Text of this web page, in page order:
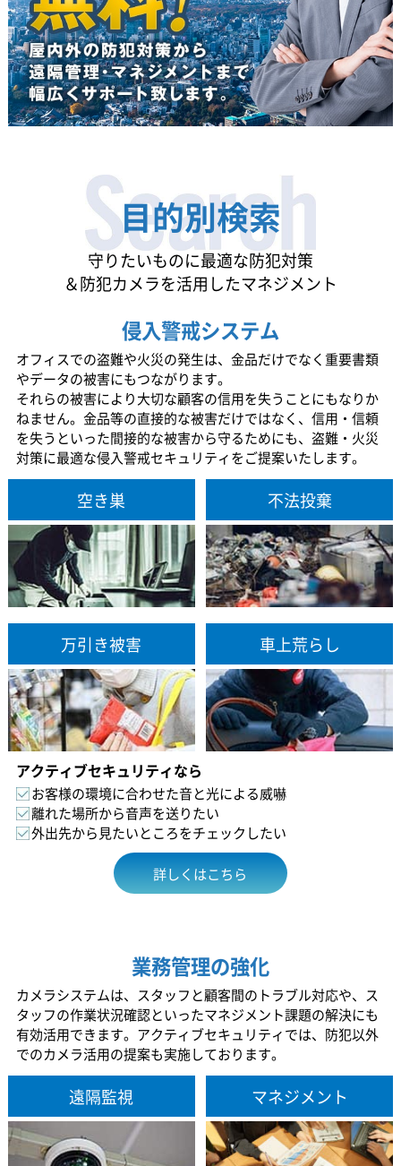
目的別検索
守りたいものに最適な防犯対策
＆防犯カメラを活用したマネジメント
侵入警戒システム
オフィスでの盗難や火災の発生は、金品だけでなく重要書類
やデータの被害にもつながります。
それらの被害により大切な顧客の信用を失うことにもなりか
ねません。金品等の直接的な被害だけではなく、信用・信頼
を失うといった間接的な被害から守るためにも、盗難・火災
対策に最適な侵入警戒セキュリティをご提案いたします。
空き巣 不法投棄
万引き被害 車上荒らし
アクティブセキュリティなら
お客様の環境に合わせた音と光による威嚇
離れた場所から音声を送りたい
外出先から見たいところをチェックしたい
詳しくはこちら
業務管理の強化
カメラシステムは、スタッフと顧客間のトラブル対応や、ス
タッフの作業状況確認といったマネジメント課題の解決にも
有効活用できます。アクティブセキュリティでは、防犯以外
でのカメラ活用の提案も実施しております。
遠隔監視 マネジメント